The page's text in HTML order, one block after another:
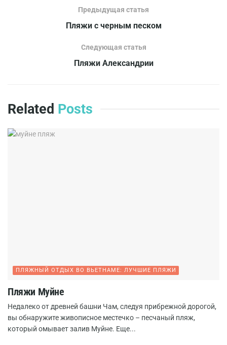
Предыдущая статья
Пляжи с черным песком
Следующая статья
Пляжи Александрии
Related Posts
ПЛЯЖНЫЙ ОТДЫХ ВО ВЬЕТНАМЕ: ЛУЧШИЕ ПЛЯЖИ
Пляжи Муйне
Недалеко от древней башни Чам, следуя прибрежной дорогой,
вы обнаружите живописное местечко – песчаный пляж,
который омывает залив Муйне. Еще...